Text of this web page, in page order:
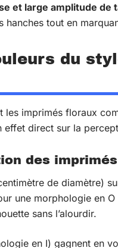
et large amplitude de
hanches tout en
du
les imprimés floraux
effet direct sur la
des imprimés
de diamètre)
une morphologie en O
sans l’alourdir.
en I) gagnent en